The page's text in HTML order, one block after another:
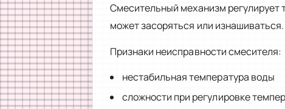
Смесительный механизм регулирует
может засоряться или изнашиваться.
Признаки неисправности смесителя:
нестабильная температура воды
сложности при регулировке